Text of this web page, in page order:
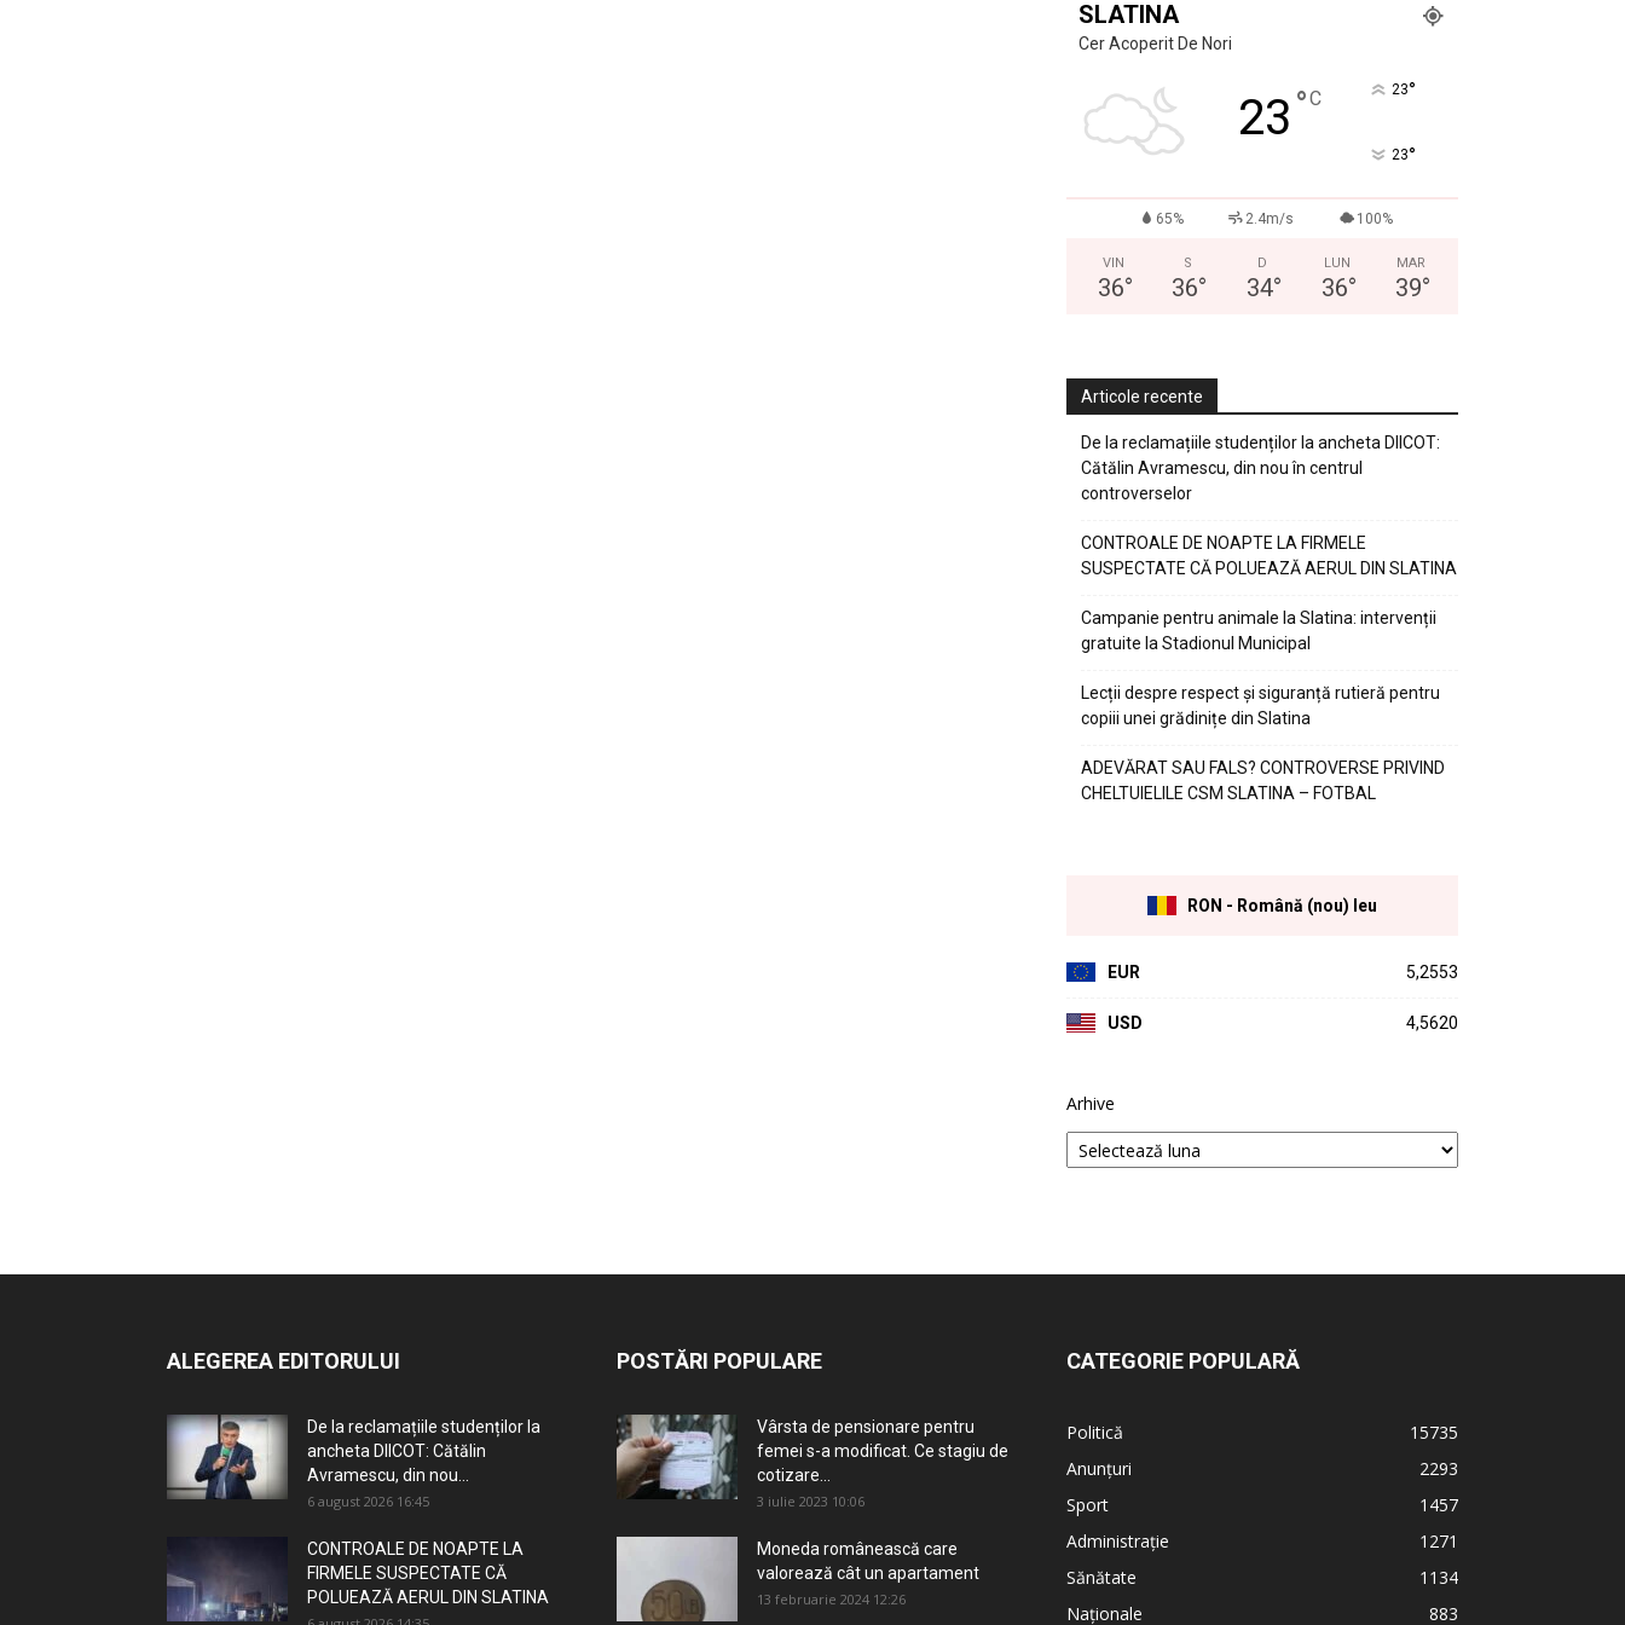
SLATINA
Cer Acoperit De Nori
23 °C 23°
23°
65% 2.4m/s 100%
VIN
36°
S
36°
D
34°
LUN
36°
MAR
39°
Articole recente
De la reclamațiile studenților la ancheta DIICOT:
Cătălin Avramescu, din nou în centrul
controverselor
CONTROALE DE NOAPTE LA FIRMELE
SUSPECTATE CĂ POLUEAZĂ AERUL DIN SLATINA
Campanie pentru animale la Slatina: intervenții
gratuite la Stadionul Municipal
Lecții despre respect și siguranță rutieră pentru
copiii unei grădinițe din Slatina
ADEVĂRAT SAU FALS? CONTROVERSE PRIVIND
CHELTUIELILE CSM SLATINA – FOTBAL
RON - Română (nou) leu
EUR 5,2553
USD 4,5620
Arhive
ALEGEREA EDITORULUI
De la reclamațiile studenților la
ancheta DIICOT: Cătălin
Avramescu, din nou...
6 august 2026 16:45
CONTROALE DE NOAPTE LA
FIRMELE SUSPECTATE CĂ
POLUEAZĂ AERUL DIN SLATINA
POSTĂRI POPULARE
Vârsta de pensionare pentru
femei s-a modificat. Ce stagiu de
cotizare...
3 iulie 2023 10:06
Moneda românească care
valorează cât un apartament
13 februarie 2024 12:26
CATEGORIE POPULARĂ
Politică
15735
Anunțuri
2293
Sport
1457
Administrație
1271
Sănătate
1134
Naționale
883